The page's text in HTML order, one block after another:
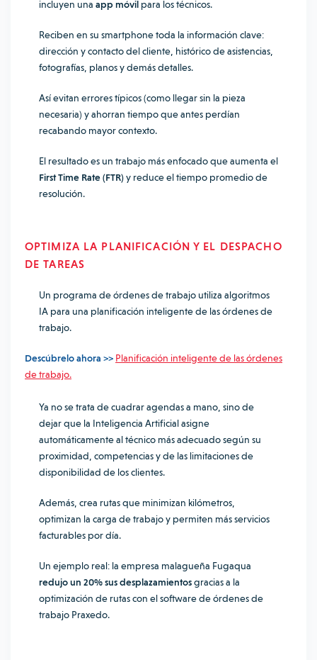
incluyen una app móvil para los técnicos.
Reciben en su smartphone toda la información clave:
dirección y contacto del cliente, histórico de asistencias,
fotografías, planos y demás detalles.
Así evitan errores típicos (como llegar sin la pieza
necesaria) y ahorran tiempo que antes perdían
recabando mayor contexto.
El resultado es un trabajo más enfocado que aumenta el
First Time Rate (FTR)y reduce el tiempo promedio de
resolución.
OPTIMIZA LA PLANIFICACIÓN Y EL DESPACHO
DE TAREAS
Un programa de órdenes de trabajo utiliza algoritmos
IA para una planificación inteligente de las órdenes de
trabajo.
Descúbrelo ahora >> Planificación inteligente de las órdenes
de trabajo.
Ya no se trata de cuadrar agendas a mano, sino de
dejar que la Inteligencia Artificial asigne
automáticamente al técnico más adecuado según su
proximidad, competencias y de las limitaciones de
disponibilidad de los clientes.
Además, crea rutas que minimizan kilómetros,
optimizan la carga de trabajo y permiten más servicios
facturables por día.
Un ejemplo real: la empresa malagueña Fugaqua
redujo un 20% sus desplazamientosgracias a la
optimización de rutas con el software de órdenes de
trabajo Praxedo.